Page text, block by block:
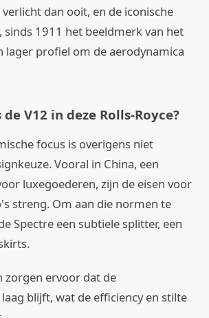
dan ooit, en de iconische
sinds 1911 het beeldmerk van het
lager profiel om de aerodynamica
V12 in deze Rolls-Royce?
focus is overigens niet
Vooral in China, een
luxegoederen, zijn de eisen voor
streng. Om aan die normen te
Spectre een subtiele splitter, een
zorgen ervoor dat de
blijft, wat de efficiency en stilte